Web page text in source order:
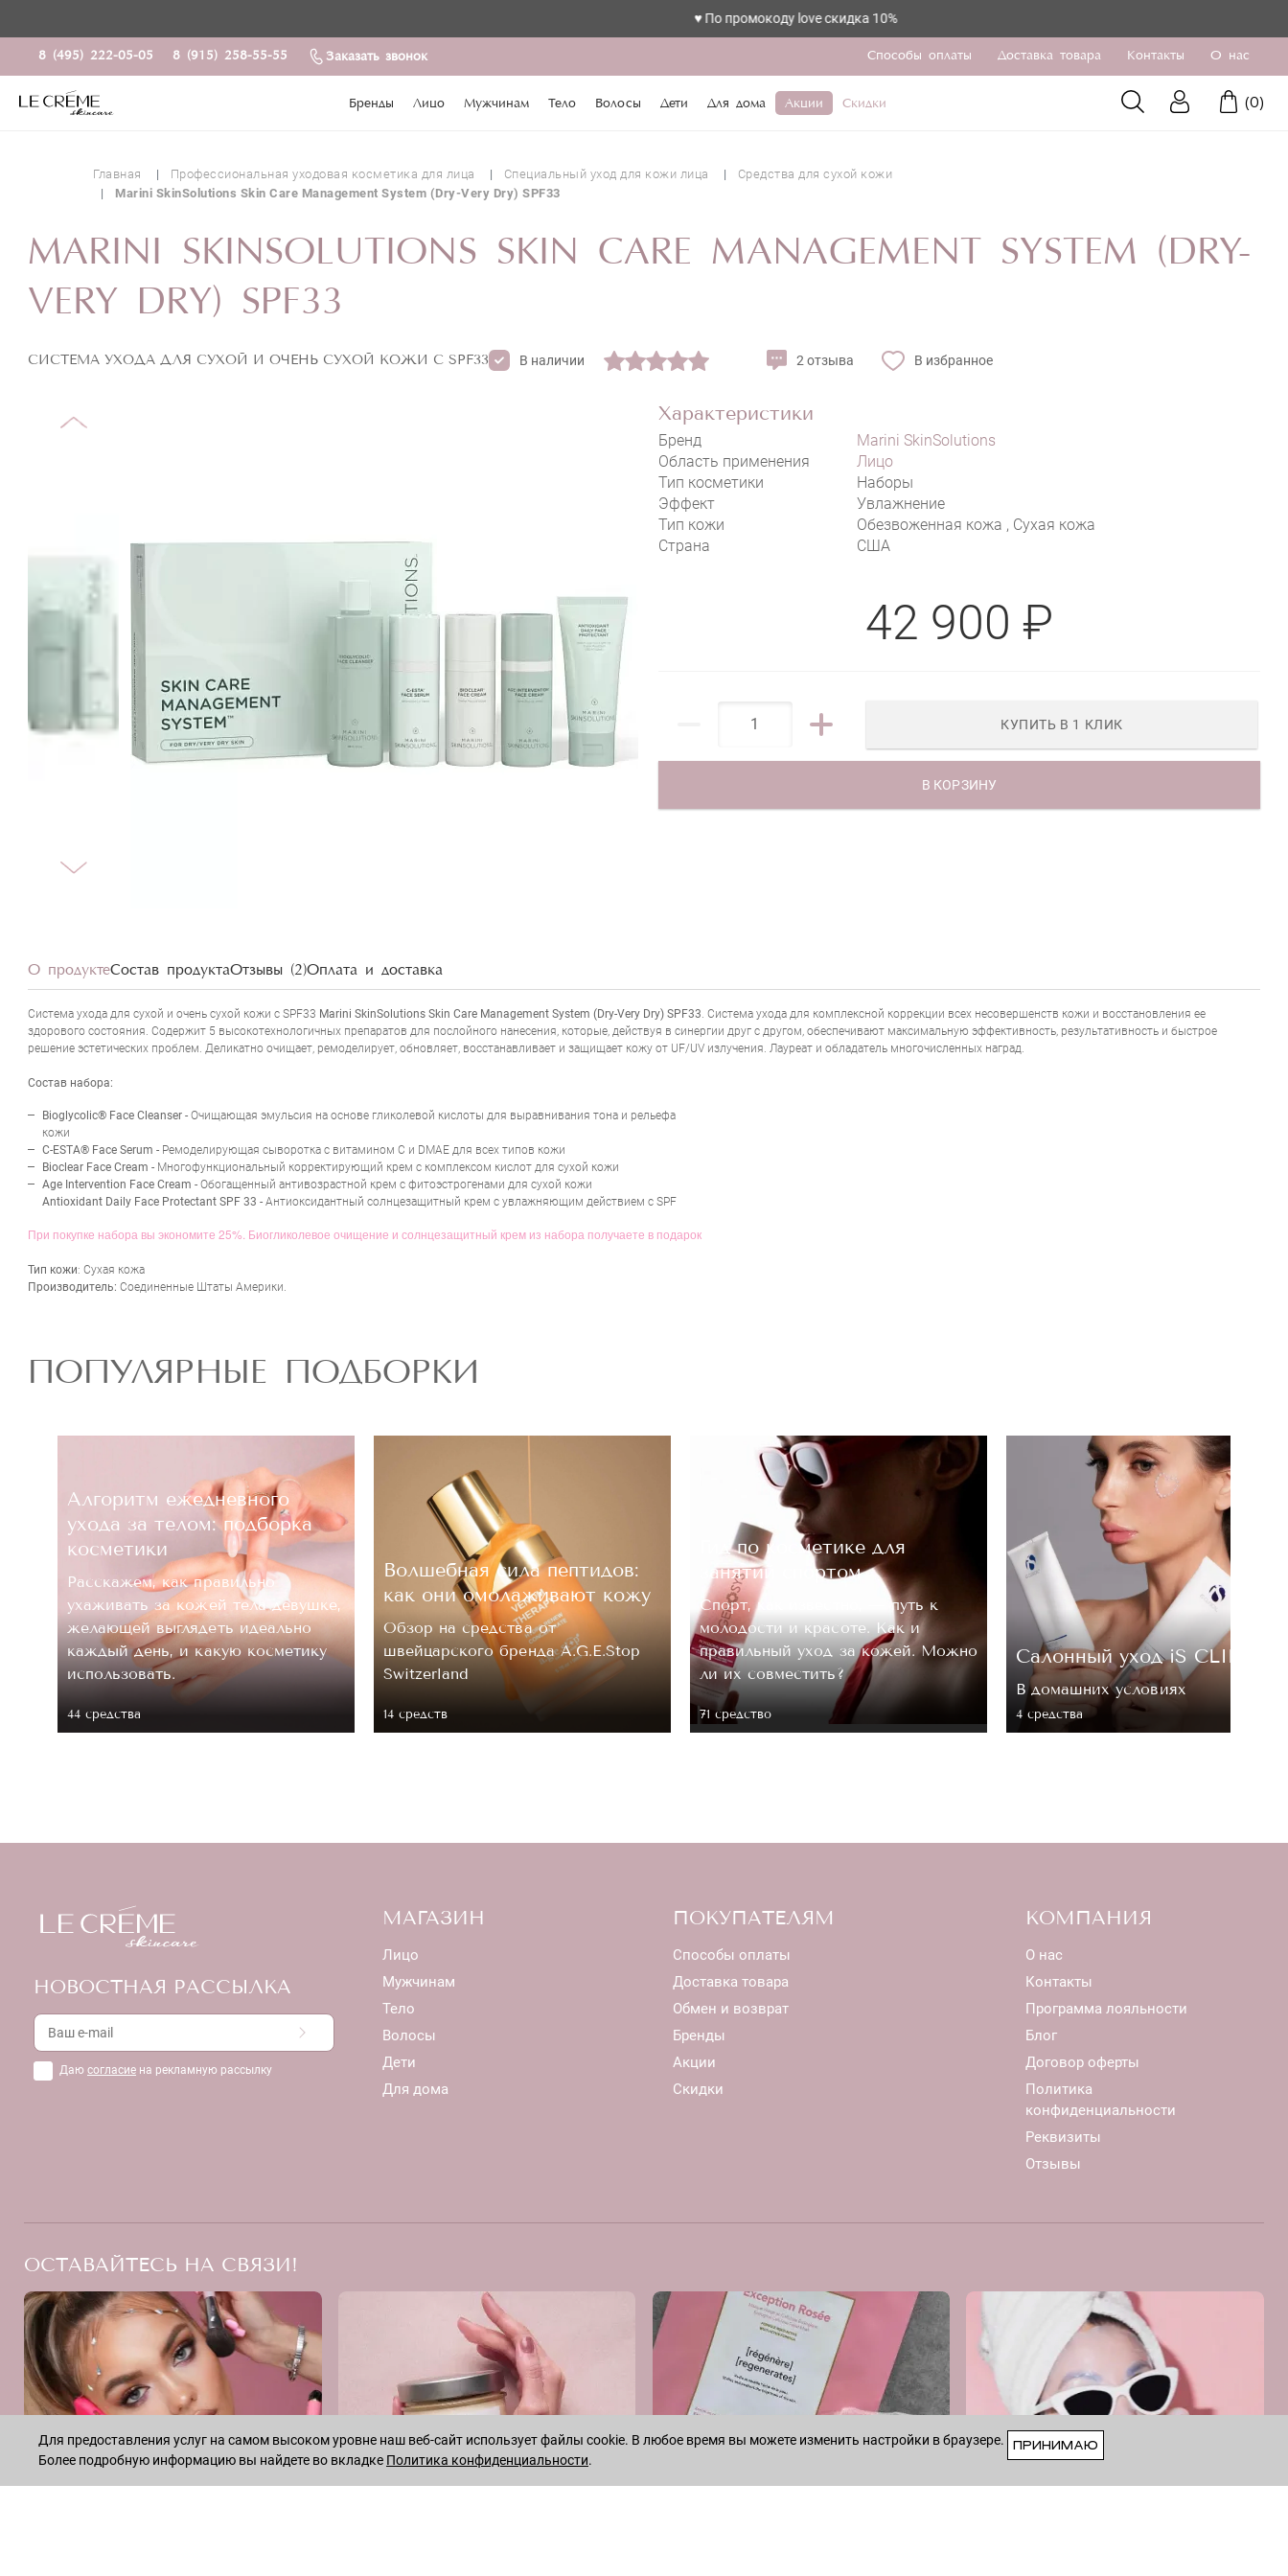
♥️ По промокоду love скидка 10%
8 (495) 222-05-05 8 (915) 258-55-55 Заказать звонок Способы оплаты Доставка товара Контакты О нас
Бренды Лицо Мужчинам Тело Волосы Дети Для дома Акции Скидки (0)
Главная Профессиональная уходовая косметика для лица Специальный уход для кожи лица
Средства для сухой кожи
Marini SkinSolutions Skin Care Management System (Dry-Very Dry) SPF33
MARINI SKINSOLUTIONS SKIN CARE MANAGEMENT SYSTEM (DRY-
VERY DRY) SPF33
СИСТЕМА УХОДА ДЛЯ СУХОЙ И ОЧЕНЬ СУХОЙ КОЖИ С SPF33 В наличии 2 отзыва В избранное
MARINI SKINSOLUTIONS SKIN CARE MANAGEMENT SYSTEM (DRY-VERY DRY)
SPF33
Характеристики
Бренд
Marini SkinSolutions
Область применения
Лицо
Тип косметики
Наборы
Эффект
Увлажнение
Тип кожи
Обезвоженная кожа , Сухая кожа
Страна
США
42 900 ₽
В КОРЗИНУ
КУПИТЬ В 1 КЛИК
НАПИСАТЬ ОТЗЫВ
ОЦЕНКА
О продуктеСостав продуктаОтзывы (2)Оплата и доставка
Система ухода для сухой и очень сухой кожи с SPF33 Marini SkinSolutions Skin Care Management System (Dry-Very Dry) SPF33 . Система ухода для комплексной коррекции всех несовершенств кожи и восстановления ее
здорового состояния. Содержит 5 высокотехнологичных препаратов для послойного нанесения, которые, действуя в синергии друг с другом, обеспечивают максимальную эффективность, результативность и быстрое
решение эстетических проблем. Деликатно очищает, ремоделирует, обновляет, восстанавливает и защищает кожу от UF/UV излучения. Лауреат и обладатель многочисленных наград.
Состав набора:
Bioglycolic® Face Cleanser - Очищающая эмульсия на основе гликолевой кислоты для выравнивания тона и рельефа
кожи
C-ESTA® Face Serum - Ремоделирующая сыворотка с витамином С и DMAE для всех типов кожи
Bioclear Face Cream - Многофункциональный корректирующий крем с комплексом кислот для сухой кожи
Age Intervention Face Cream - Обогащенный антивозрастной крем с фитоэстрогенами для сухой кожи
Antioxidant Daily Face Protectant SPF 33 - Антиоксидантный солнцезащитный крем с увлажняющим действием с SPF
При покупке набора вы экономите 25%. Биогликолевое очищение и солнцезащитный крем из набора получаете в подарок
Тип кожи: Сухая кожа
Производитель: Соединенные Штаты Америки.
ПОПУЛЯРНЫЕ ПОДБОРКИ
Алгоритм ежедневного
ухода за телом: подборка
косметики
Расскажем, как правильно
ухаживать за кожей тела девушке,
желающей выглядеть идеально
каждый день, и какую косметику
использовать.
44 средствa
Волшебная сила пептидов:
как они омолаживают кожу
Обзор на средства от
швейцарского бренда A.G.E.Stop
Switzerland
14 средств
Гид по косметике для
занятий спортом
Спорт, как известно, — путь к
молодости и красоте. Как и
правильный уход за кожей. Можно
ли их совместить?
71 средство
Cалонный уход iS
В домашних условиях
4 средствa
НОВОСТНАЯ РАССЫЛКА
Даю согласие на рекламную рассылку
МАГАЗИН
Лицо
Мужчинам
Тело
Волосы
Дети
Для дома
ПОКУПАТЕЛЯМ
Способы оплаты
Доставка товара
Обмен и возврат
Бренды
Акции
Скидки
КОМПАНИЯ
О нас
Контакты
Программа лояльности
Блог
Договор оферты
Политика
конфиденциальности
Реквизиты
Отзывы
ОСТАВАЙТЕСЬ НА СВЯЗИ!
Для предоставления услуг на самом высоком уровне наш веб-сайт использует файлы cookie. В любое время вы можете изменить настройки в браузере.
Более подробную информацию вы найдете во вкладке Политика конфиденциальности.
ПРИНИМАЮ